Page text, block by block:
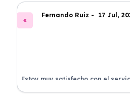
Fernando Ruiz - 17 Jul,
Estoy muy satisfecho con el
Renting. El coche está en